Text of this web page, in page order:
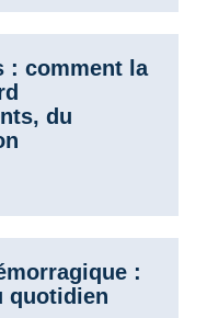
: comment la
du
:
quotidien